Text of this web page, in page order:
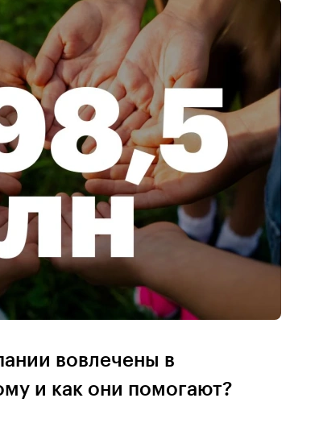
вовлечены в
и как они помогают?